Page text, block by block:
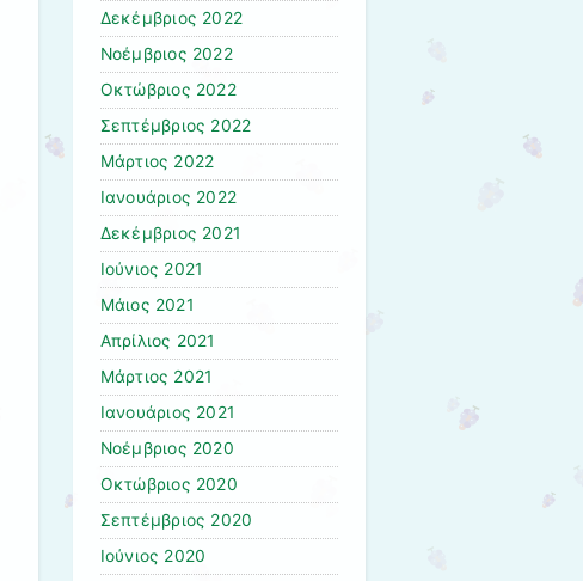
Δεκέμβριος 2022
Νοέμβριος 2022
Οκτώβριος 2022
Σεπτέμβριος 2022
Μάρτιος 2022
Ιανουάριος 2022
Δεκέμβριος 2021
Ιούνιος 2021
Μάιος 2021
Απρίλιος 2021
Μάρτιος 2021
Ιανουάριος 2021
Νοέμβριος 2020
Οκτώβριος 2020
Σεπτέμβριος 2020
Ιούνιος 2020